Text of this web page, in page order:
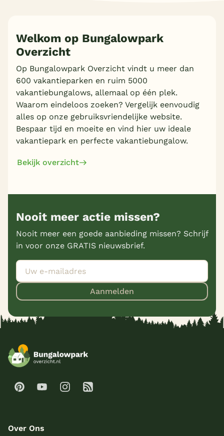
Welkom op Bungalowpark
Overzicht
Op Bungalowpark Overzicht vindt u meer dan
600 vakantieparken en ruim 5000
vakantiebungalows, allemaal op één plek.
Waarom eindeloos zoeken? Vergelijk eenvoudig
alles op onze gebruiksvriendelijke website.
Bespaar tijd en moeite en vind hier uw ideale
vakantiepark en perfecte vakantiebungalow.
Bekijk overzicht
Nooit meer actie missen?
Nooit meer een goede aanbieding missen? Schrijf
in voor onze GRATIS nieuwsbrief.
Aanmelden
Over Ons